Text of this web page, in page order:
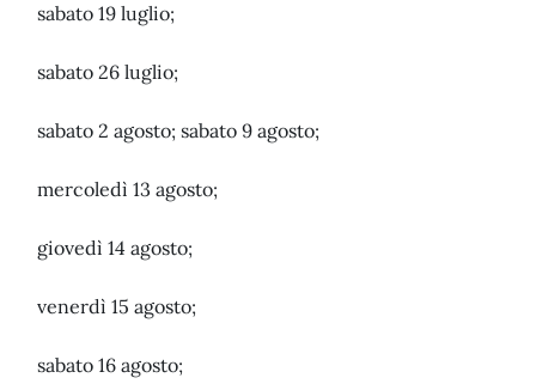
sabato 19 luglio;
sabato 26 luglio;
sabato 2 agosto; sabato 9 agosto;
mercoledì 13 agosto;
giovedì 14 agosto;
venerdì 15 agosto;
sabato 16 agosto;